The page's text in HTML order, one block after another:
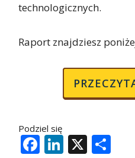
technologicznych.
Raport znajdziesz
Podziel się
Facebook
LinkedIn
X